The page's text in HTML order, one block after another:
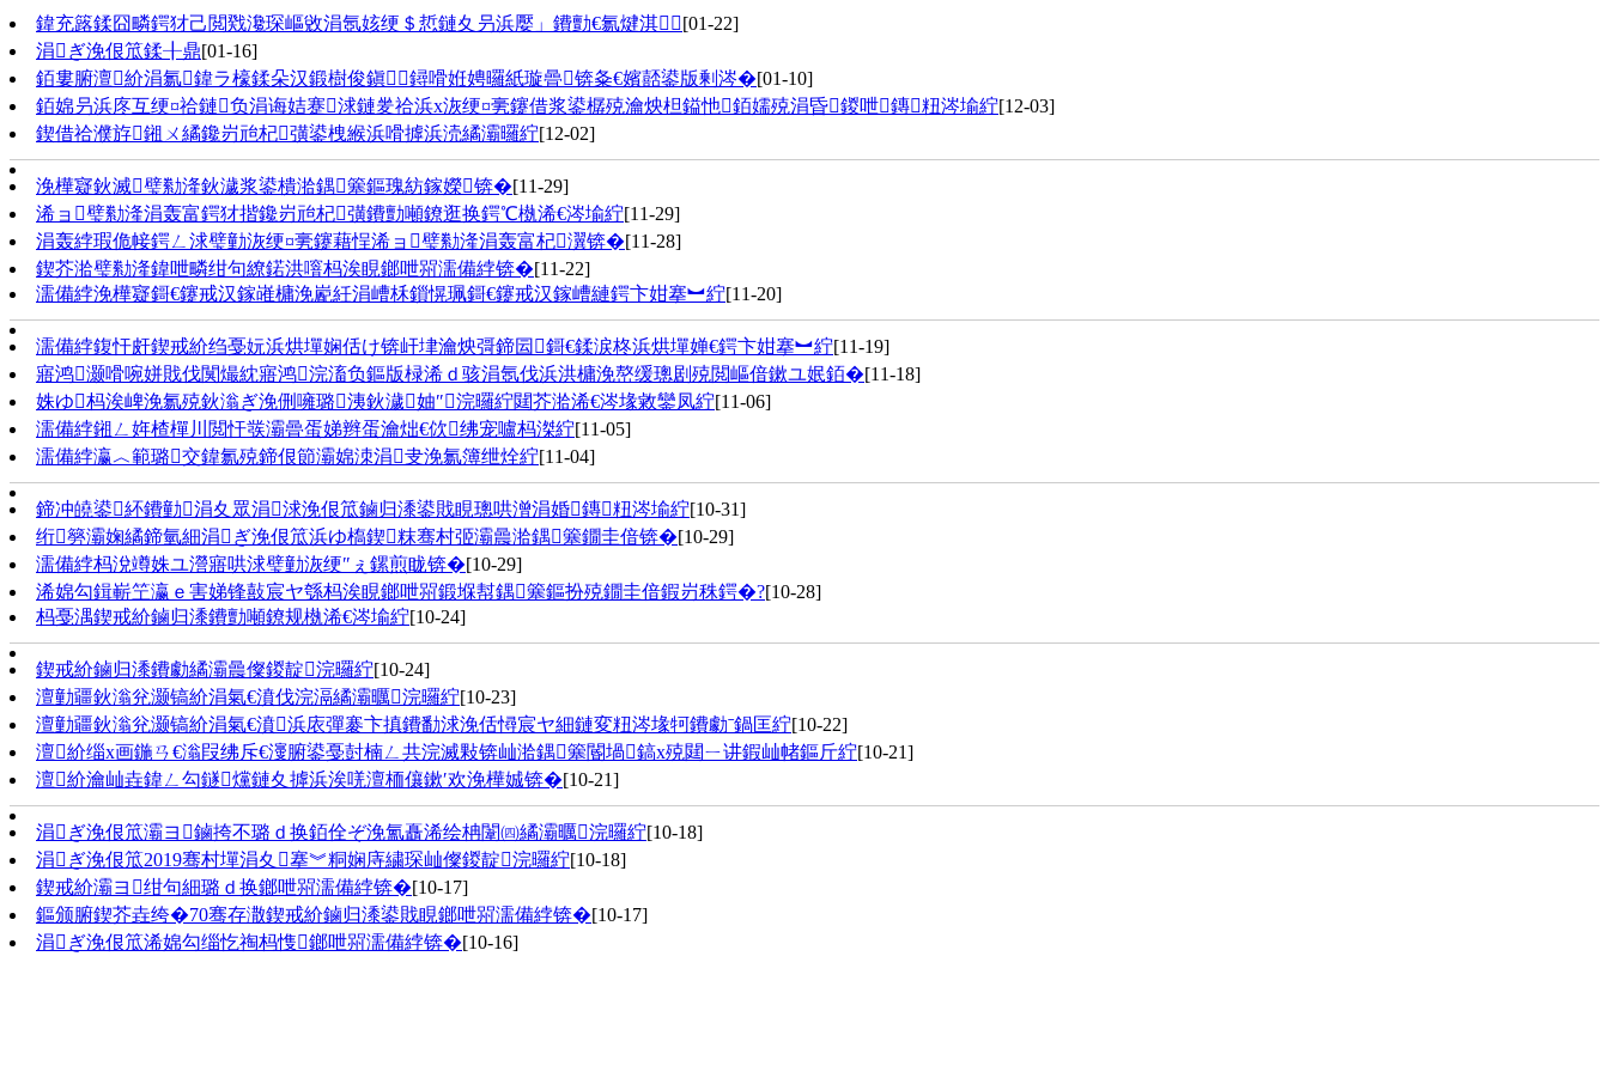
鍏充簬鍒囧疄鍔犲己閲戣瀺琛嶇敓涓氬姟绠＄悊鏈夊叧浜嬮」鐨勯€氱煡淇[01-22]
涓ぎ浼佷笟鍒╂鼎[01-16]
銆婁腑澶紒涓氱鍏ラ檺鍒朵汉鍛樹俊鎭鐞嗗姙娉曪紙璇曡锛夈€嬪嚭鍙版剰涔�[01-10]
銆婂叧浜庝互绠¤祫鏈负涓诲姞蹇浗鏈夎祫浜х洃绠¤亴鑳借浆鍙樼殑瀹炴柦鎰忚銆嬬殑涓昏鍐呭鏄粈涔堬紵[12-03]
鍥借祫濮斿鎺ㄨ繘鑱岃兘杞彉鍙栧緱浜嗗摢浜涜繘灞曪紵[12-02]
浼樺寲鈥滅璧勬湰鈥濊浆鍙樻湁鍝簺鏂瑰紡鎵嬫锛�[11-29]
浠ョ璧勬湰涓轰富鍔犲揩鑱岃兘杞彉鐨勯噸鐐逛换鍔℃槸浠€涔堬紵[11-29]
涓轰綍瑕佹帹鍔ㄥ浗璧勭洃绠¤亴鑳藉悜浠ョ璧勬湰涓轰富杞瀷锛�[11-28]
鍥芥湁璧勬湰鍏呭疄绀句繚鍩洪噾杩涘睍鎯呭喌濡備綍锛�[11-22]
濡備綍浼樺寲鎶€鑳戒汉鎵嶉槦浼嶏紝涓嶆柇鎻愰珮鎶€鑳戒汉鎵嶆縺鍔卞姏搴︼紵[11-20]
濡備綍鍑忓皯鍥戒紒绉戞妧浜烘墠娴佸け锛屽垏瀹炴彁鍗囩鎶€鍒涙柊浜烘墠婵€鍔卞姏搴︼紵[11-19]
寤鸿灏嗗啘姘戝伐闃熶紞寤鸿浣滀负鏂版椂浠ｄ骇涓氬伐浜洪槦浼嶅缓璁剧殑閲嶇偣鏉ユ姄銆�[11-18]
姝ゆ杩涘崥浼氱殑鈥滃ぎ浼侀噰璐洟鈥濊妯″浣曪紵閮芥湁浠€涔堟敹鑾凤紵[11-06]
濡備綍鎺ㄥ姩楂樿川閲忓彂灞曡蛋娣辫蛋瀹炪€佽绋宠嚧杩滐紵[11-05]
濡備綍瀛︿範璐交鍏氱殑鍗佷節灞婂洓涓叏浼氱簿绁烇紵[11-04]
鍗冲皢鍙紑鐨勭涓夊眾涓浗浼佷笟鏀归潻鍙戝睍璁哄潧涓婚鏄粈涔堬紵[10-31]
绗簩灞婅繘鍗氫細涓ぎ浼佷笟浜ゆ槗鍥粖骞村弬灞曟湁鍝簺鐗圭偣锛�[10-29]
濡備綍杩涗竴姝ユ瀯寤哄浗璧勭洃绠″ぇ鏍煎眬锛�[10-29]
浠婂勾鍓嶄笁瀛ｅ害娣锋敼宸ヤ綔杩涘睍鎯呭喌鍛堢幇鍝簺鏂扮殑鐗圭偣鍜岃秼鍔�?[10-28]
杩戞湡鍥戒紒鏀归潻鐨勯噸鐐规槸浠€涔堬紵[10-24]
鍥戒紒鏀归潻鐨勮繘灞曟儏鍐靛浣曪紵[10-24]
澶勭疆鈥滃兊灏镐紒涓氣€濆伐浣滆繘灞曞浣曪紵[10-23]
澶勭疆鈥滃兊灏镐紒涓氣€濆浜庡彈褰卞搷鐨勫浗浼佸憳宸ヤ細鏈変粈涔堟牱鐨勮ˉ鍋匡紵[10-22]
澶紒缁х画鍦ㄢ€滃叚绋斥€濅腑鍙戞尌楠ㄥ共浣滅敤锛屾湁鍝簺閽堝鎬х殑閮ㄧ讲鍜屾帾鏂斤紵[10-21]
澶紒瀹屾垚鍏ㄥ勾鐩爣鏈夊摢浜涘唴澶栭儴鏉′欢浼樺娍锛�[10-21]
涓ぎ浼佷笟灞ヨ鏀挎不璐ｄ换銆佺ぞ浼氳矗浠绘柟闈㈣繘灞曞浣曪紵[10-18]
涓ぎ浼佷笟2019骞村墠涓夊搴︾粡娴庤繍琛屾儏鍐靛浣曪紵[10-18]
鍥戒紒灞ヨ绀句細璐ｄ换鎯呭喌濡備綍锛�[10-17]
鏂颁腑鍥芥垚绔�70骞存潵鍥戒紒鏀归潻鍙戝睍鎯呭喌濡備綍锛�[10-17]
涓ぎ浼佷笟浠婂勾缁忔祹杩愯鎯呭喌濡備綍锛�[10-16]